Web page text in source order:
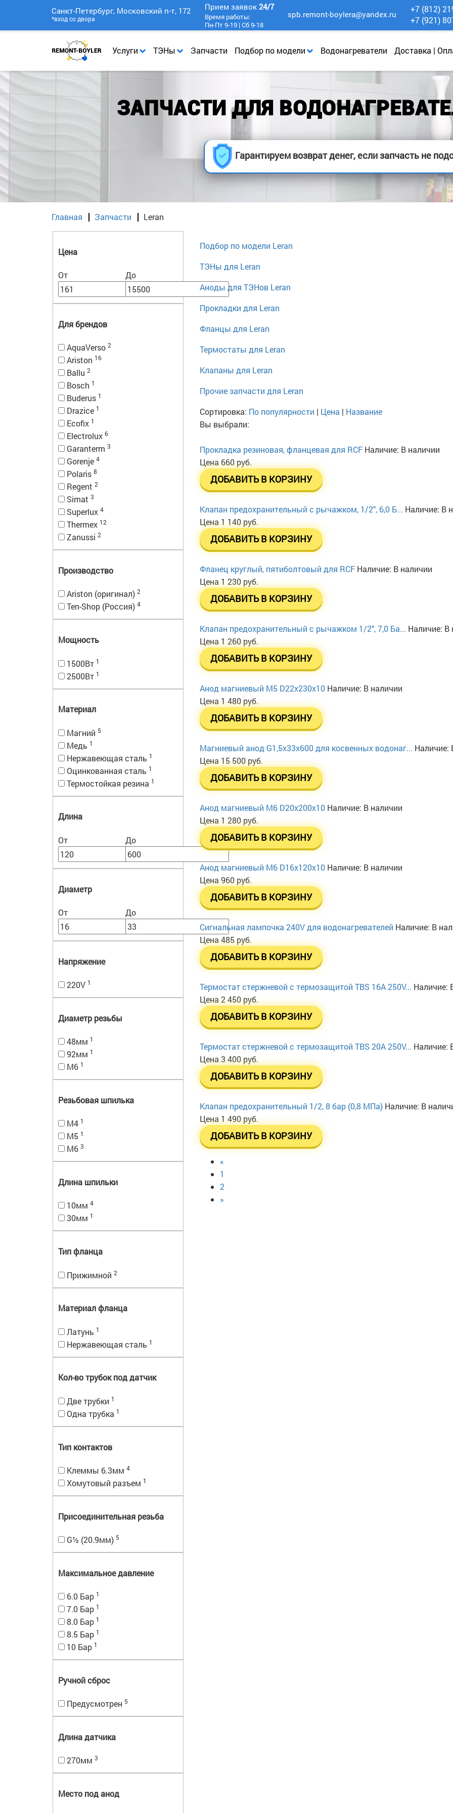
Услуги ТЭНы Запчасти Подбор по модели Водонагреватели Доставка |
Санкт-Петербург, Московский п-т, 172
*вход со двора
Прием заявок 24/7
Время работы:
Пн-Пт 9-19 | Сб 9-18
spb.remont-boylera@yandex.ru
+7 (812)
+7 (921)
ЗАПЧАСТИ ДЛЯ
Гарантируем возврат денег, если запчасть не
Главная Запчасти Leran
Цена
От До
Для брендов
AquaVerso 2
Ariston 16
Ballu 2
Bosch 1
Buderus 1
Drazice 1
Ecofix 1
Electrolux 6
Garanterm 3
Gorenje 4
Polaris 8
Regent 2
Simat 3
Superlux 4
Thermex 12
Zanussi 2
Производство
Ariston (оригинал) 2
Ten-Shop (Россия) 4
Мощность
1500Вт 1
2500Вт 1
Материал
Магний 5
Медь 1
Нержавеющая сталь 1
Оцинкованная сталь 1
Термостойкая резина 1
Длина
От До
Диаметр
От До
Напряжение
220V 1
Диаметр резьбы
48мм 1
92мм 1
М6 1
Резьбовая шпилька
M4 1
M5 1
M6 3
Длина шпильки
10мм 4
30мм 1
Тип фланца
Прижимной 2
Материал фланца
Латунь 1
Нержавеющая сталь 1
Кол-во трубок под датчик
Две трубки 1
Одна трубка 1
Тип контактов
Клеммы 6.3мм 4
Хомутовый разъем 1
Присоединительная резьба
G½ (20.9мм) 5
Максимальное давление
6.0 Бар 1
7.0 Бар 1
8.0 Бар 1
8.5 Бар 1
10 Бар 1
Ручной сброс
Предусмотрен 5
Длина датчика
270мм 3
Место под анод
Подбор по модели Leran
ТЭНы для Leran
Аноды для ТЭНов Leran
Прокладки для Leran
Фланцы для Leran
Термостаты для Leran
Клапаны для Leran
Прочие запчасти для Leran
Сортировка: По популярности | Цена | Название
Вы выбрали:
Прокладка резиновая, фланцевая для RCFНаличие: В наличии
Цена 660 руб.
ДОБАВИТЬ В КОРЗИНУ
Клапан предохранительный с рычажком, 1/2", 6,0 Б... Наличие: В
Цена 1 140 руб.
ДОБАВИТЬ В КОРЗИНУ
Фланец круглый, пятиболтовый для RCFНаличие: В наличии
Цена 1 230 руб.
ДОБАВИТЬ В КОРЗИНУ
Клапан предохранительный с рычажком 1/2", 7,0 Ба... Наличие: В
Цена 1 260 руб.
ДОБАВИТЬ В КОРЗИНУ
Анод магниевый М5 D22х230х10Наличие: В наличии
Цена 1 480 руб.
ДОБАВИТЬ В КОРЗИНУ
Магниевый анод G1,5x33x600 для косвенных водонаг... Наличие:
Цена 15 500 руб.
ДОБАВИТЬ В КОРЗИНУ
Анод магниевый М6 D20х200х10Наличие: В наличии
Цена 1 280 руб.
ДОБАВИТЬ В КОРЗИНУ
Анод магниевый М6 D16х120х10Наличие: В наличии
Цена 960 руб.
ДОБАВИТЬ В КОРЗИНУ
Сигнальная лампочка 240V для водонагревателей Наличие: В
Цена 485 руб.
ДОБАВИТЬ В КОРЗИНУ
Термостат стержневой с термозащитой TBS 16A 250V... Наличие:
Цена 2 450 руб.
ДОБАВИТЬ В КОРЗИНУ
Термостат стержневой с термозащитой TBS 20A 250V... Наличие:
Цена 3 400 руб.
ДОБАВИТЬ В КОРЗИНУ
Клапан предохранительный 1/2, 8 бар (0,8 МПа)Наличие: В
Цена 1 490 руб.
ДОБАВИТЬ В КОРЗИНУ
«
1
2
»